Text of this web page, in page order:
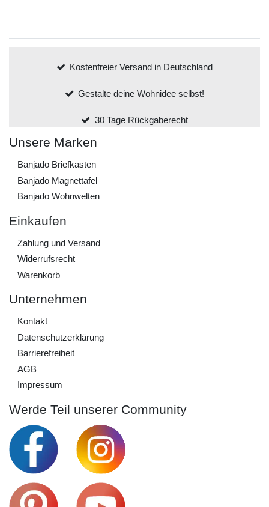
Kostenfreier Versand in Deutschland
Gestalte deine Wohnidee selbst!
30 Tage Rückgaberecht
Unsere Marken
Banjado Briefkasten
Banjado Magnettafel
Banjado Wohnwelten
Einkaufen
Zahlung und Versand
Widerrufs­recht
Warenkorb
Unternehmen
Kontakt
Daten­schutz­erklärung
Barrierefreiheit
AGB
Impressum
Werde Teil unserer Community